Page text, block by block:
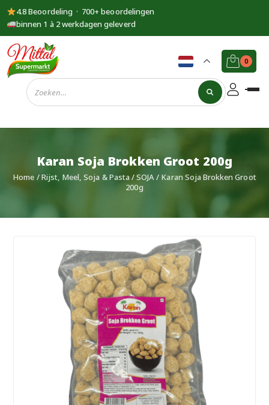
4.8 Beoordeling · 700+ beoordelingen
binnen 1 à 2 werkdagen geleverd
Supermarkt
Mittal
0
Karan Soja Brokken Groot 200g
Home /Rijst, Meel, Soja & Pasta/SOJA/ Karan Soja Brokken Groot
200g